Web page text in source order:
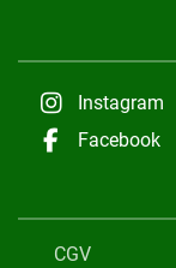
Instagram
Facebook
CGV